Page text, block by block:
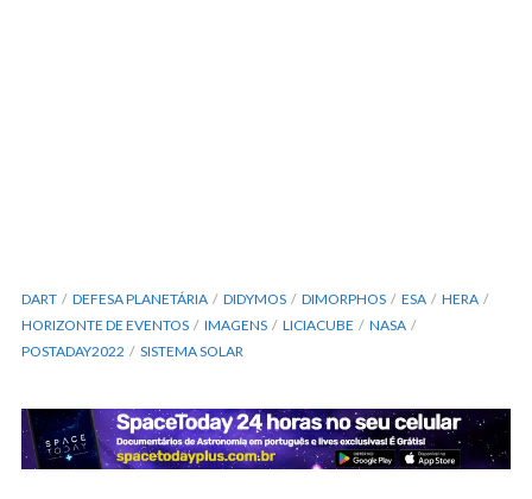
DART DEFESA PLANETÁRIA DIDYMOS DIMORPHOS ESA
HERA
HORIZONTE DE EVENTOS
IMAGENS LICIACUBE
NASA
POSTADAY2022
SISTEMA SOLAR